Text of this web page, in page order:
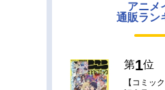
アニメ
通販ラン
第1位
【コミッ